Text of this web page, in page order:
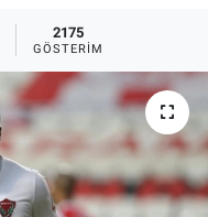
2175
GÖSTERIM